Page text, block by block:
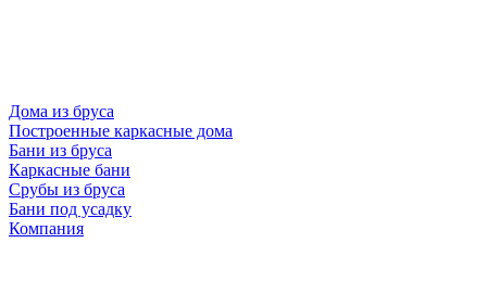
Дома из бруса
Построенные каркасные дома
Бани из бруса
Каркасные бани
Срубы из бруса
Бани под усадку
Компания